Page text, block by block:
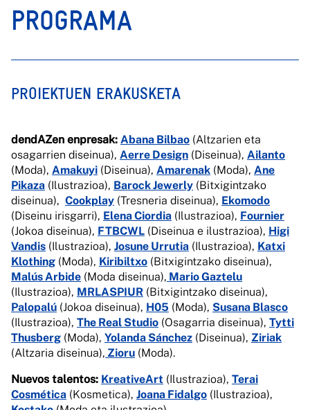
PROGRAMA
PROIEKTUEN ERAKUSKETA
dendAZen enpresak: Abana Bilbao (Altzarien eta
osagarrien diseinua), Aerre Design (Diseinua), Ailanto
(Moda), Amakuyi (Diseinua), Amarenak (Moda), Ane
Pikaza (Ilustrazioa), Barock Jewerly (Bitxigintzako
diseinua), Cookplay (Tresneria diseinua), Ekomodo
(Diseinu irisgarri), Elena Ciordia (Ilustrazioa), Fournier
(Jokoa diseinua), FTBCWL (Diseinua e ilustrazioa), Higi
Vandis (Ilustrazioa), Josune Urrutia (Ilustrazioa), Katxi
Klothing (Moda), Kiribiltxo (Bitxigintzako diseinua),
Malús Arbide (Moda diseinua), Mario Gaztelu
(Ilustrazioa), MRLASPIUR (Bitxigintzako diseinua),
Palopalú (Jokoa diseinua), H05 (Moda), Susana Blasco
(Ilustrazioa), The Real Studio (Osagarria diseinua), Tytti
Thusberg (Moda), Yolanda Sánchez (Diseinua), Ziriak
(Altzaria diseinua), Zioru (Moda).
Nuevos talentos: KreativeArt (Ilustrazioa), Terai
Cosmética (Kosmetica), Joana Fidalgo (Ilustrazioa),